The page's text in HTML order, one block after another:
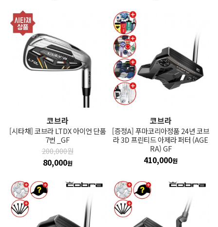
코브라
[시타채] 코브라 LTDX 아이언 단품
7번 _GF
200,000원
80,000원
코브라
[증정A] 푸마코리아정품 24년 코브
라 3D 프린티드 아제라 퍼터 (AGE
RA) GF
410,000원